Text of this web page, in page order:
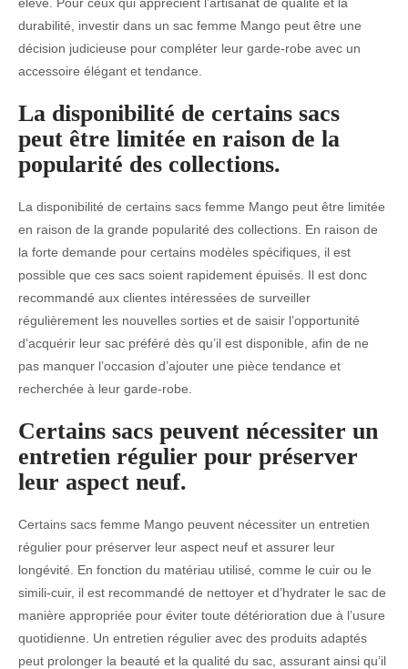
durabilité, investir dans un sac femme Mango peut être une
décision judicieuse pour compléter leur garde-robe avec un
accessoire élégant et tendance.
La disponibilité de certains sacs
peut être limitée en raison de la
popularité des collections.
La disponibilité de certains sacs femme Mango peut être limitée
en raison de la grande popularité des collections. En raison de
la forte demande pour certains modèles spécifiques, il est
possible que ces sacs soient rapidement épuisés. Il est donc
recommandé aux clientes intéressées de surveiller
régulièrement les nouvelles sorties et de saisir l’opportunité
d’acquérir leur sac préféré dès qu’il est disponible, afin de ne
pas manquer l’occasion d’ajouter une pièce tendance et
recherchée à leur garde-robe.
Certains sacs peuvent nécessiter un
entretien régulier pour préserver
leur aspect neuf.
Certains sacs femme Mango peuvent nécessiter un entretien
régulier pour préserver leur aspect neuf et assurer leur
longévité. En fonction du matériau utilisé, comme le cuir ou le
simili-cuir, il est recommandé de nettoyer et d’hydrater le sac de
manière appropriée pour éviter toute détérioration due à l’usure
quotidienne. Un entretien régulier avec des produits adaptés
peut prolonger la beauté et la qualité du sac, assurant ainsi qu’il